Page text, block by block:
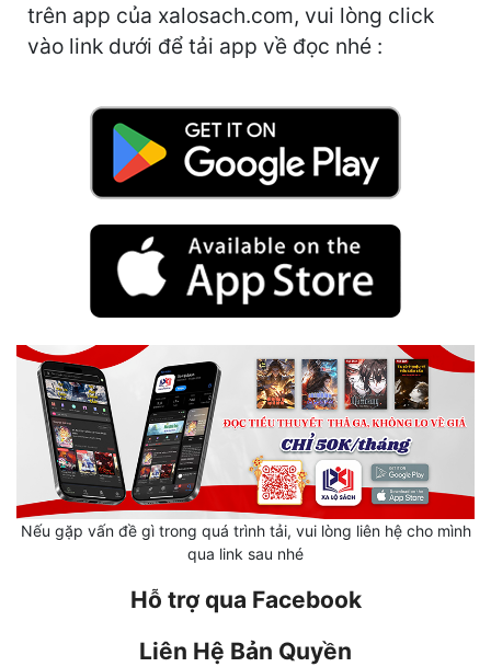
Hệ Thống
Học Đường
Khoa Huyễn Không Gian
Linh Dị
Làm Giàu
Lịch Sử
Mưu Mô
Mạt Thế
trên app của xalosach.com, vui lòng click
vào link dưới để tải app về đọc nhé :
Nếu gặp vấn đề gì trong quá trình tải, vui lòng liên hệ cho mình
qua link sau nhé
Hỗ trợ qua Facebook
Liên Hệ Bản Quyền